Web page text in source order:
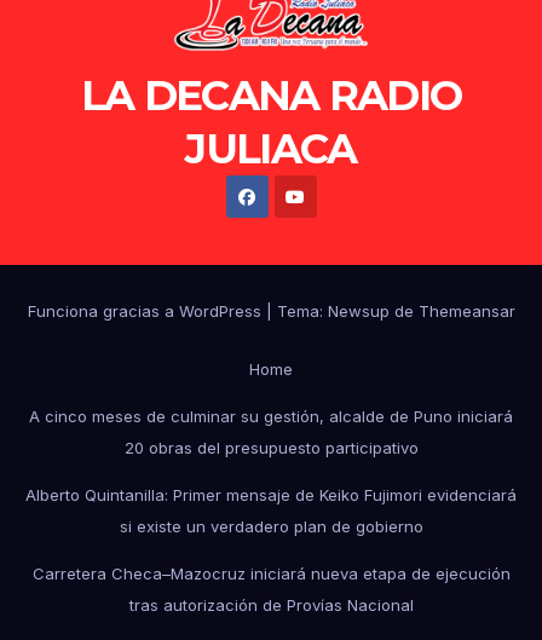
LA DECANA RADIO
JULIACA
Funciona gracias a WordPress Tema: Newsup de Themeansar
Home
A cinco meses de culminar su gestión, alcalde de Puno iniciará
20 obras del presupuesto participativo
Alberto Quintanilla: Primer mensaje de Keiko Fujimori evidenciará
si existe un verdadero plan de gobierno
Carretera Checa–Mazocruz iniciará nueva etapa de ejecución
tras autorización de Provías Nacional